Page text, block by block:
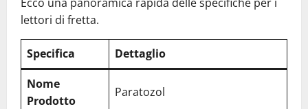
lettori di fretta.
Specifica
Dettaglio
Nome
Prodotto
Paratozol